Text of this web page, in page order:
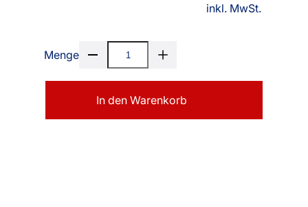
inkl. MwSt.
Menge
In den Warenkorb